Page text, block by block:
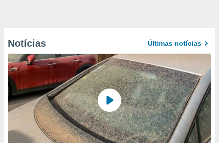
Notícias Últimas notícias